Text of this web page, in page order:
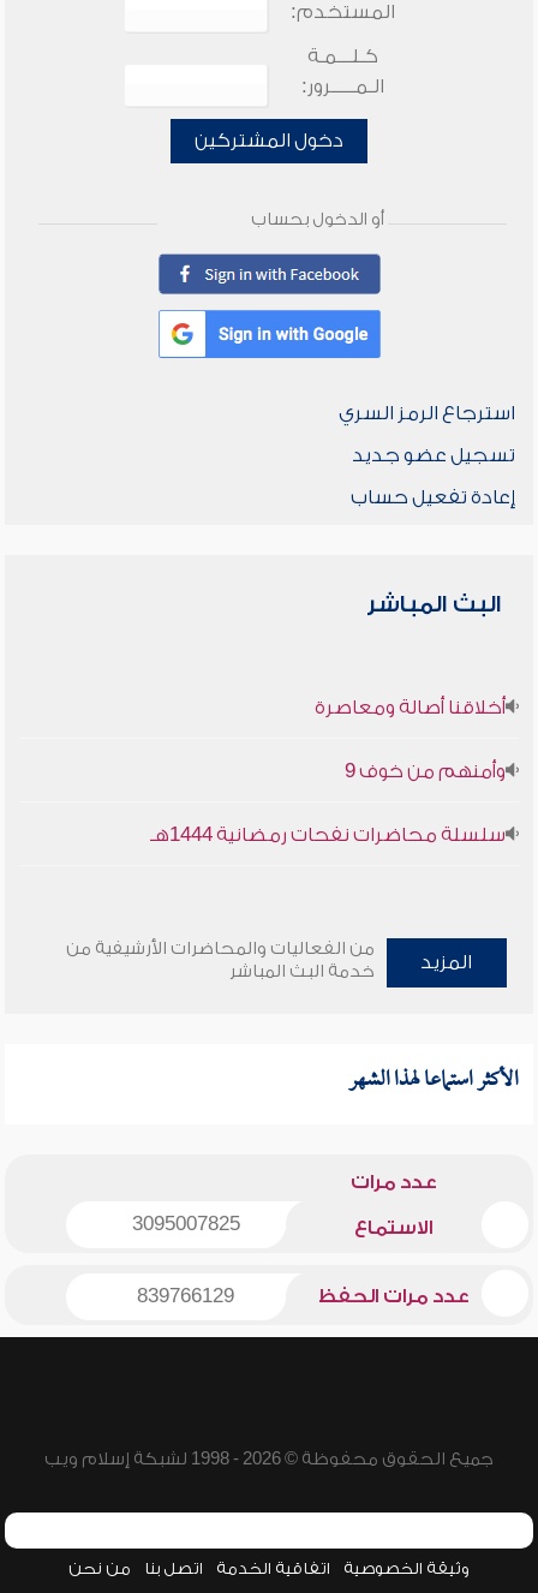
المستخدم:
كـلـــمـة
الـمـــــرور:
دخول المشتركين
أو الدخول بحساب
استرجاع الرمز السري
تسجيل عضو جديد
إعادة تفعيل حساب
البث المباشر
أخلاقنا أصالة ومعاصرة
وأمنهم من خوف 9
سلسلة محاضرات نفحات رمضانية 1444هـ
المزيد
من الفعاليات والمحاضرات الأرشيفية من
خدمة البث المباشر
الأكثر استماعا لهذا الشهر
عدد مرات
الاستماع 3095007825
عدد مرات الحفظ 839766129
جميع الحقوق محفوظة © 2026 - 1998 لشبكة إسلام ويب
وثيقة الخصوصية اتفاقية الخدمة اتصل بنا من نحن